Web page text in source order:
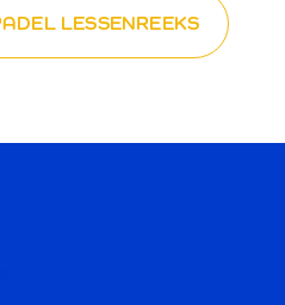
LESSENREEKS